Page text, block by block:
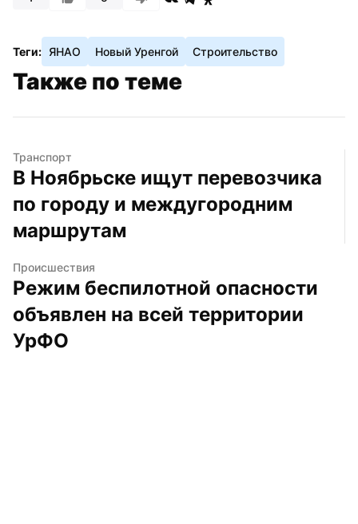
Теги: ЯНАО Новый Уренгой Строительство
Также по теме
Транспорт
В Ноябрьске ищут перевозчика
по городу и междугородним
маршрутам
Происшествия
Режим беспилотной опасности
объявлен на всей территории
УрФО